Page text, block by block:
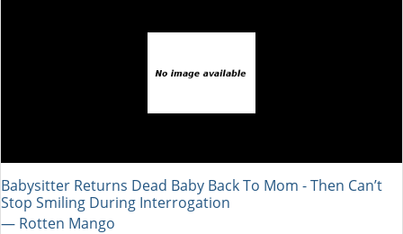
Babysitter Returns Dead Baby Back To Mom - Then Can’t
Stop Smiling During Interrogation
― Rotten Mango